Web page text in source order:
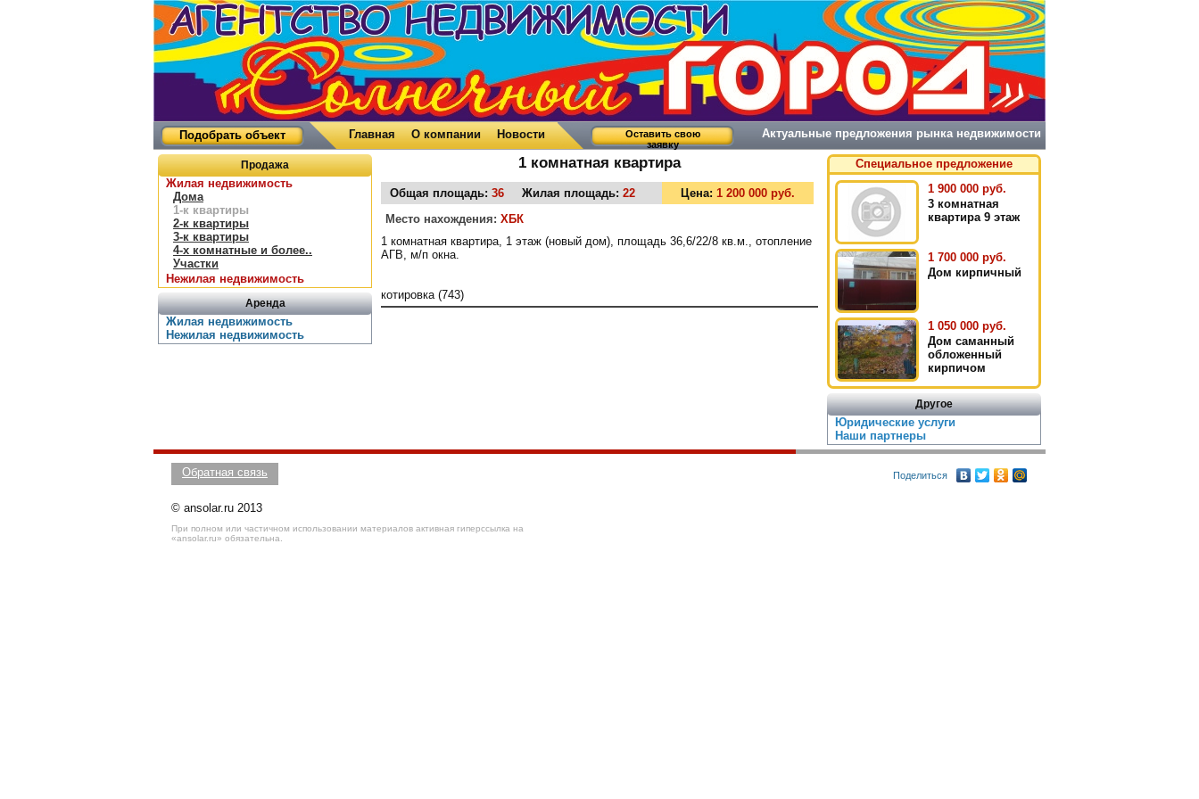
Подобрать объект Главная О компании Новости
Оставить свою
заявку
Актуальные предложения рынка недвижимости
Продажа
Жилая недвижимость
Дома
1-к квартиры
2-к квартиры
3-к квартиры
4-х комнатные и более..
Участки
Нежилая недвижимость
Аренда
Жилая недвижимость
Нежилая недвижимость
1 комнатная квартира
Общая площадь: 36 Жилая площадь: 22 Цена: 1 200 000 руб.
Место нахождения: ХБК
1 комнатная квартира, 1 этаж (новый дом), площадь 36,6/22/8 кв.м., отопление
АГВ, м/п окна.
котировка (743)
Специальное предложение
1 900 000 руб.
3 комнатная
квартира 9 этаж
1 700 000 руб.
Дом кирпичный
1 050 000 руб.
Дом саманный
обложенный
кирпичом
Другое
Юридические услуги
Наши партнеры
Обратная связь Поделиться
© ansolar.ru 2013
При полном или частичном использовании материалов активная гиперссылка на
«ansolar.ru» обязательна.